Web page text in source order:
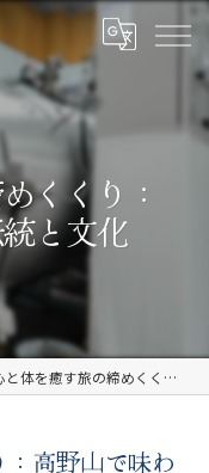
くくり：
と文化
体を癒す旅の締めくくり：高野山で味わう伝統と文化
高野山で味わ